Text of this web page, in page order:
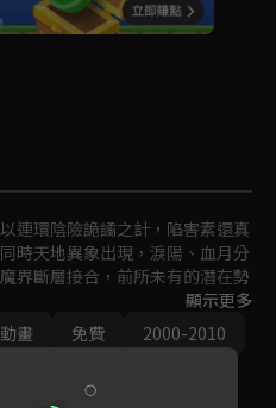
連環陰險詭譎之計，陷害素還真
時天地異象出現，淚陽、血月分
界斷層接合，前所未有的潛在勢
步蓮華等三名正道先驅，將如何
蓮、墨淵水蓮，這三人又會為武
城，兩者之中究竟藏有什麼秘
城』。
顯示更多
動畫 免費 2000-2010